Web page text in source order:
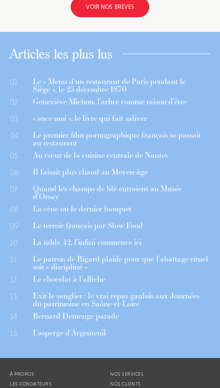
VOIR NOS BRÈVES
Articles les plus lus
01 Le « Menu d’un restaurant de Paris pendant le
Siège », le 25 décembre 1870
02 Geneviève Michon, l’arbre comme raison d’être
03 « suce moi », le livre qui fait saliver
04 Le premier film pornographique français se passait
au restaurant
05 Au cœur de la cuisine centrale de Nantes
06 Il faisait plus chaud au Moyen-âge
07 Quand les champs de blé entraient au Musée
d’Orsay
08 La cène ou le dernier banquet
09 Le terroir français par Slow Food
10 La table 42, l’infini commence ici
11 Le patron de Bigard plaide pour que l’abattage rituel
soit « discipliné »
12 Le chocolat à l’affiche
13 Exit le sanglier : le vrai repas gaulois aux Journées
du patrimoine en Saône-et-Loire
14 Bernard Demenge parade
15 L’asperge d’Argenteuil
À PROPOS
LES FONDATEURS
NOS SERVICES
NOS CLIENTS